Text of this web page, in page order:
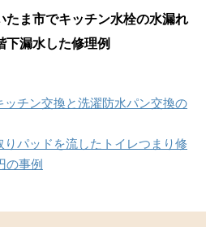
たま市でキッチン水栓の水漏れ
下漏水した修理例
ッチン交換と洗濯防水パン交換の
りパッドを流したトイレつまり修
の事例